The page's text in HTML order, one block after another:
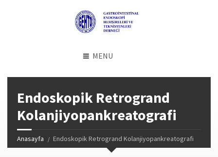
MENU
Endoskopik Retrogrand
Kolanjiyopankreatografi
Anasayfa Endoskopik Retrogrand Kolanjiyopankreatografi